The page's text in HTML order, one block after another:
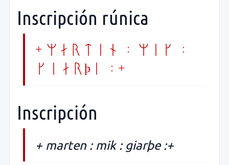
Inscripción rúnica
+ marten : mik :
giarþe :+
Inscripción
+ marten : mik : giarþe :+